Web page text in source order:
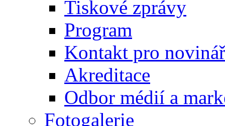
Tiskové zprávy
Program
Kontakt pro
Akreditace
Odbor médií a
Fotogalerie